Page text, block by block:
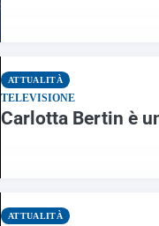
ATTUALITÀ
TELEVISIONE
Carlotta Bertin è
ATTUALITÀ